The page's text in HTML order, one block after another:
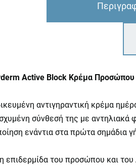
Active Block Κρέμα Προσώπου
αντιγηραντική κρέμα
σύνθεσή της με αντηλιακά
ενάντια στα πρώτα σημάδια
επιδερμίδα του προσώπου και